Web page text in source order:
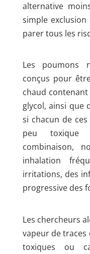
alternative
simple
parer tous les
Les poumons
conçus pour
chaud
glycol, ainsi que
si chacun de
peu toxique
combinaison,
inhalation
irritations, des
progressive des
Les chercheurs
vapeur de
toxiques ou